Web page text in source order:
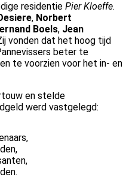
residentie Pier Kloeffe.
, Norbert
Boels, Jean
vonden dat het hoog tijd
beter te
te voorzien voor het in- en
en stelde
werd vastgelegd: